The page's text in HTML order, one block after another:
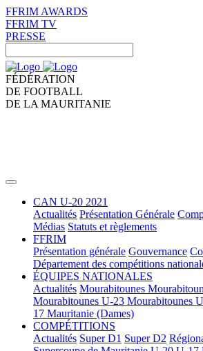
FFRIM AWARDS
FFRIM TV
PRESSE
FÉDÉRATION
DE FOOTBALL
DE LA MAURITANIE
CAN U-20 2021
Actualités Présentation Générale
Médias Statuts et règlements
FFRIM
Présentation générale Gouvernance
Département des compétitions
ÉQUIPES NATIONALES
Actualités Mourabitounes
Mourabitounes U-23 Mourabitounes
17 Mauritanie (Dames)
COMPÉTITIONS
Actualités Super D1 Super D2